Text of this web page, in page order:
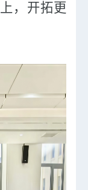
，开拓更